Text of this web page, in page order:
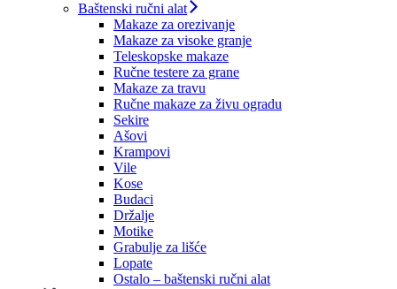
Baštenski ručni alat
Makaze za orezivanje
Makaze za visoke granje
Teleskopske makaze
Ručne testere za grane
Makaze za travu
Ručne makaze za živu ogradu
Sekire
Ašovi
Krampovi
Vile
Kose
Budaci
Držalje
Motike
Grabulje za lišće
Lopate
Ostalo – baštenski ručni alat